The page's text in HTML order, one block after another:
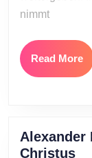
nimmt
Read More
Alexander
Christus